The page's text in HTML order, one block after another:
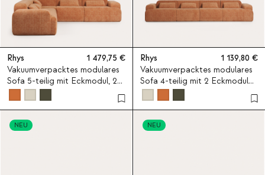
Rhys
1 479,75
Vakuumverpacktes modulares
Sofa 5-teilig mit Eckmodul, 2
Mittelmodulen und 2
Eckmodulen aus Stoff Rhys
Rhys
1 139,80
Vakuumverpacktes modulares
Sofa 4-teilig mit 2 Eckmodulen
und 2 Mittelmodulen aus Stoff
Rhys
NEU NEU